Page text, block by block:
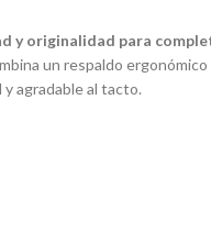
y originalidad para
un respaldo
agradable al tacto.